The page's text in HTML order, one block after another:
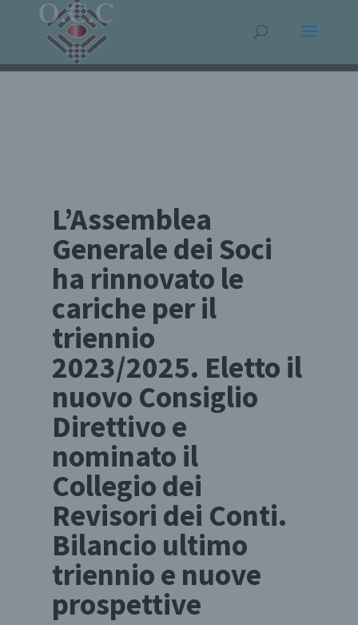
L’Assemblea
Generale dei Soci
ha rinnovato le
cariche per il
triennio
2023/2025. Eletto il
nuovo Consiglio
Direttivo e
nominato il
Collegio dei
Revisori dei Conti.
Bilancio ultimo
triennio e nuove
prospettive